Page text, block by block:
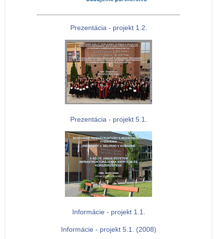
Prezentácia - projekt 1.2.
Prezentácia - projekt 5.1.
Informácie - projekt 1.1.
Informácie - projekt 5.1. (2008)